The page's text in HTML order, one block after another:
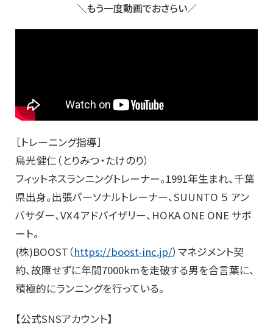
＼もう一度動画でおさらい／
［トレーニング指導］
鳥光健仁（とりみつ・たけのり）
フィットネスランニングトレーナー。1991年生まれ、千葉
県出身。出張パーソナルトレーナー、SUUNTO ５ アン
バサダー、VX４アドバイザリー、HOKA ONE ONE サポ
ート。
(株)BOOST（https://boost-inc.jp/）マネジメント契
約、故障せずに年間7000kmを走破する男を合言葉に、
積極的にランニングを行っている。
【公式SNSアカウント】